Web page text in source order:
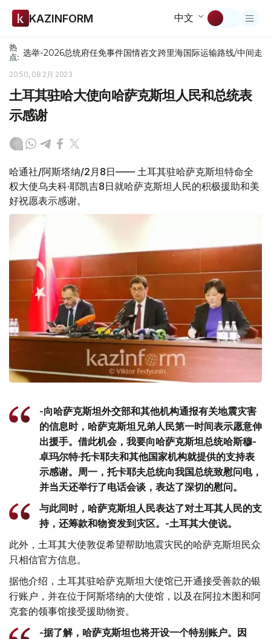
KAZINFORM 中文
热
点: 选举-2026总统府任免事件国情咨文跨里海国际运输路线/中间走廊
20:50, 08 2月 2023
土耳其驻哈大使向哈萨克斯坦人民和总统表
示感谢
哈通社/阿斯塔纳/2月8日—— 土耳其驻哈萨克斯坦特命全
权大使乌夫科·耶凯吉8日就哈萨克斯坦人民的积极援助和美
好祝愿表示感谢。
-向哈萨克斯坦外交部和其他机构通报有关地震灾害
的信息时，哈萨克斯坦兄弟人民第一时间表示愿意伸
出援手。借此机会，我要向哈萨克斯坦总统哈斯穆-
卓玛尔特·托卡耶夫和其他国家机构就提供的支持表
示感谢。周一，托卡耶夫总统向我国总统致慰问电，
并当天还举行了电话会谈，表达了深切的慰问。
与此同时，哈萨克斯坦人民表达了对土耳其人民的支
持，还筹款和物资发到灾区。-土耳其大使说。
此外，土耳其大使敦促希望帮助地震灾民的哈萨克斯坦民众
只相信官方信息。
据他介绍，土耳其驻哈萨克斯坦大使馆已开通接受善款的银
行账户，并在位于阿斯塔纳的大使馆，以及在阿拉木图和阿
克套的领事馆接受援助物资。
-据了解，哈萨克斯坦也将开设一个特别账户。因